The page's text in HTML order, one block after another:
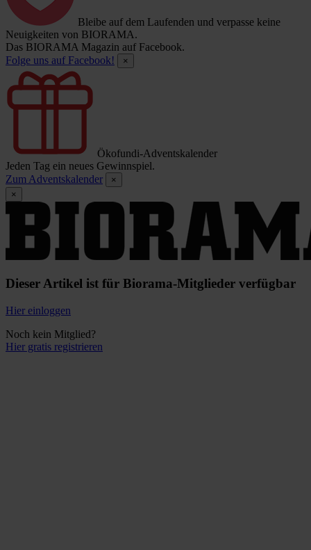
Bleibe auf dem Laufenden und verpasse keine
Neuigkeiten von BIORAMA.
Das BIORAMA Magazin auf Facebook.
Folge uns auf Facebook!
×
Ökofundi-Adventskalender
Jeden Tag ein neues Gewinnspiel.
Zum Adventskalender
×
×
Dieser Artikel ist für Biorama-Mitglieder verfügbar
Hier einloggen
Noch kein Mitglied?
Hier gratis registrieren